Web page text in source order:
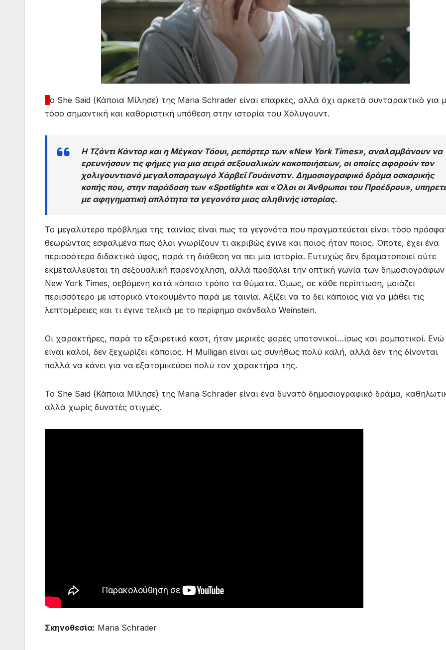
To She Said (Κάποια Μίλησε) της Maria Schrader είναι επαρκές, αλλά όχι αρκετά συνταρακτικό για
τόσο σημαντική και καθοριστική υπόθεση στην ιστορία του Χόλυγουντ.
Η Τζόντι Κάντορ και η Μέγκαν Τόουι, ρεπόρτερ των «New York Times», αναλαμβάνουν να
ερευνήσουν τις φήμες για μια σειρά σεξουαλικών κακοποιήσεων, οι οποίες αφορούν τον
χολιγουντιανό μεγαλοπαραγωγό Χάρβεϊ Γουάινστιν. Δημοσιογραφικό δράμα οσκαρικής
κοπής που, στην παράδοση των «Spotlight» και «Όλοι οι Άνθρωποι του Προέδρου»,
με αφηγηματική απλότητα τα γεγονότα μιας αληθινής ιστορίας.
Το μεγαλύτερο πρόβλημα της ταινίας είναι πως τα γεγονότα που πραγματεύεται είναι τόσο
θεωρώντας εσφαλμένα πως όλοι γνωρίζουν τι ακριβώς έγινε και ποιος ήταν ποιος. Όποτε, έχει ένα
περισσότερο διδακτικό ύφος, παρά τη διάθεση να πει μια ιστορία. Ευτυχώς δεν δραματοποιεί ούτε
εκμεταλλεύεται τη σεξουαλική παρενόχληση, αλλά προβάλει την οπτική γωνία των
New York Times, σεβόμενη κατά κάποιο τρόπο τα θύματα. Όμως, σε κάθε περίπτωση, μοιάζει
περισσότερο με ιστορικό ντοκουμέντο παρά με ταινία. Αξίζει να το δει κάποιος για να μάθει τις
λεπτομέρειες και τι έγινε τελικά με το περίφημο σκάνδαλο Weinstein.
Οι χαρακτήρες, παρά το εξαιρετικό καστ, ήταν μερικές φορές υποτονικοί…ίσως και ρομποτικοί. Ενώ
είναι καλοί, δεν ξεχωρίζει κάποιος. H Mulligan είναι ως συνήθως πολύ καλή, αλλά δεν της δίνονται
πολλά να κάνει για να εξατομικεύσει πολύ τον χαρακτήρα της.
To She Said (Κάποια Μίλησε) της Maria Schrader είναι ένα δυνατό δημοσιογραφικό δράμα,
αλλά χωρίς δυνατές στιγμές.
Σκηνοθεσία: Maria Schrader